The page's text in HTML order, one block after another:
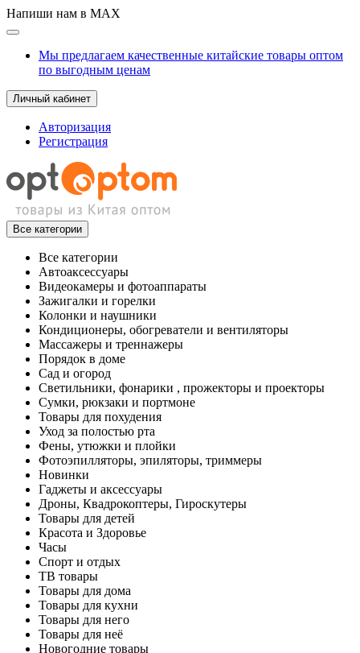
Напиши нам в MAX
Мы предлагаем качественные китайские товары оптом
по выгодным ценам
Личный кабинет
Авторизация
Регистрация
Все категории
Все категории
Автоаксессуары
Видеокамеры и фотоаппараты
Зажигалки и горелки
Колонки и наушники
Кондиционеры, обогреватели и вентиляторы
Массажеры и треннажеры
Порядок в доме
Сад и огород
Светильники, фонарики , прожекторы и проекторы
Сумки, рюкзаки и портмоне
Товары для похудения
Уход за полостью рта
Фены, утюжки и плойки
Фотоэпилляторы, эпиляторы, триммеры
Новинки
Гаджеты и аксессуары
Дроны, Квадрокоптеры, Гироскутеры
Товары для детей
Красота и Здоровье
Часы
Спорт и отдых
ТВ товары
Товары для дома
Товары для кухни
Товары для него
Товары для неё
Новогодние товары